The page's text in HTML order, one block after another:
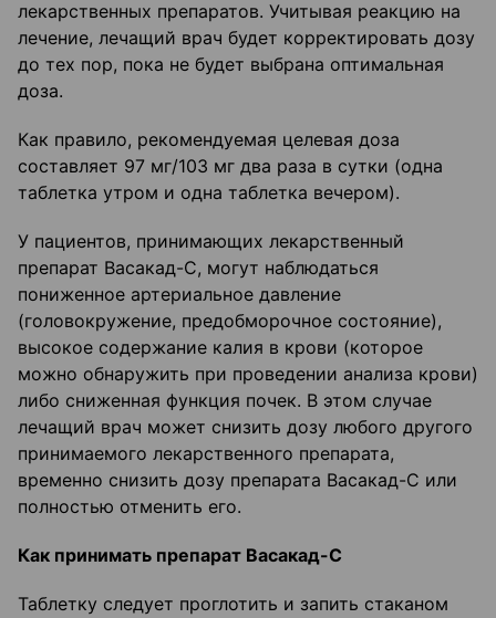
лекарственных препаратов. Учитывая реакцию на
лечение, лечащий врач будет корректировать дозу
до тех пор, пока не будет выбрана оптимальная
доза.
Как правило, рекомендуемая целевая доза
составляет 97 мг/103 мг два раза в сутки (одна
таблетка утром и одна таблетка вечером).
У пациентов, принимающих лекарственный
препарат Васакад-С, могут наблюдаться
пониженное артериальное давление
(головокружение, предобморочное состояние),
высокое содержание калия в крови (которое
можно обнаружить при проведении анализа крови)
либо сниженная функция почек. В этом случае
лечащий врач может снизить дозу любого другого
принимаемого лекарственного препарата,
временно снизить дозу препарата Васакад-С или
полностью отменить его.
Как принимать препарат Васакад-С
Таблетку следует проглотить и запить стаканом